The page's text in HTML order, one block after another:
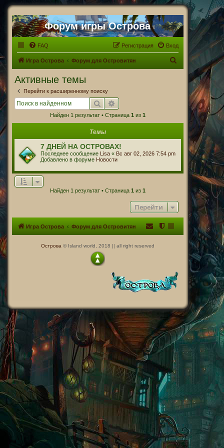
Форум игры Острова
FAQ Вход
Регистрация
Игра Острова Форум для Островитян
Активные темы
Перейти к расширенному поиску
Поиск
Найден 1 результат • Страница 1 из 1
Темы
7 ДНЕЙ НА ОСТРОВАХ!
Последнее сообщение Lisa « Вс авг 02, 2026 7:54 pm
Добавлено в форуме Новости
Найден 1 результат • Страница 1 из 1
Перейти
Игра Острова Форум для Островитян
Острова © Island world, 2018 || all right reserved